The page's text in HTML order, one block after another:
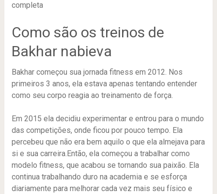
completa
Como são os treinos de
Bakhar nabieva
Bakhar começou sua jornada fitness em 2012. Nos
primeiros 3 anos, ela estava apenas tentando entender
como seu corpo reagia ao treinamento de força.
Em 2015 ela decidiu experimentar e entrou para o mundo
das competições, onde ficou por pouco tempo. Ela
percebeu que não era bem aquilo o que ela almejava para
si e sua carreira.Então, ela começou a trabalhar como
modelo fitness, que acabou se tornando sua paixão. Ela
continua trabalhando duro na academia e se esforça
diariamente para melhorar cada vez mais seu físico e